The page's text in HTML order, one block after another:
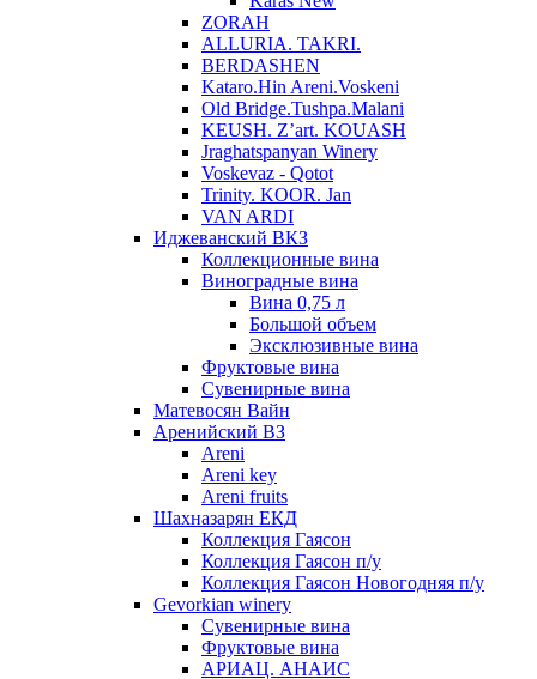
ZORAH
ALLURIA. TAKRI.
BERDASHEN
Kataro.Hin Areni.Voskeni
Old Bridge.Tushpa.Malani
KEUSH. Z’art. KOUASH
Jraghatspanyan Winery
Voskevaz - Qotot
Trinity. KOOR. Jan
VAN ARDI
Иджеванский ВКЗ
Коллекционные вина
Виноградные вина
Вина 0,75 л
Большой объем
Эксклюзивные вина
Фруктовые вина
Cувенирные вина
Матевосян Вайн
Аренийский ВЗ
Areni
Areni key
Areni fruits
Шахназарян ЕКД
Коллекция Гаясон
Коллекция Гаясон п/у
Коллекция Гаясон Новогодняя п/у
Gevorkian winery
Сувенирные вина
Фруктовые вина
АРИАЦ. АНАИС